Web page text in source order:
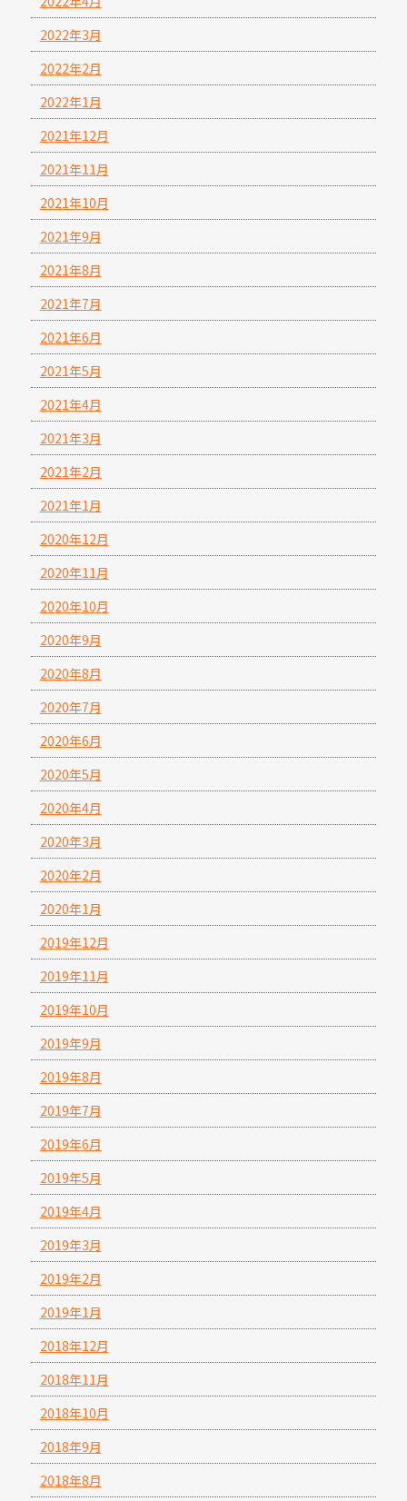
2022年3月
2022年2月
2022年1月
2021年12月
2021年11月
2021年10月
2021年9月
2021年8月
2021年7月
2021年6月
2021年5月
2021年4月
2021年3月
2021年2月
2021年1月
2020年12月
2020年11月
2020年10月
2020年9月
2020年8月
2020年7月
2020年6月
2020年5月
2020年4月
2020年3月
2020年2月
2020年1月
2019年12月
2019年11月
2019年10月
2019年9月
2019年8月
2019年7月
2019年6月
2019年5月
2019年4月
2019年3月
2019年2月
2019年1月
2018年12月
2018年11月
2018年10月
2018年9月
2018年8月